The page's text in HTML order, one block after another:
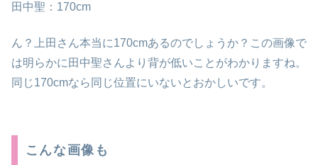
田中聖：170cm
ん？上田さん本当に170cmあるのでしょうか？この画像で
は明らかに田中聖さんより背が低いことがわかりますね。
同じ170cmなら同じ位置にいないとおかしいです。
こんな画像も